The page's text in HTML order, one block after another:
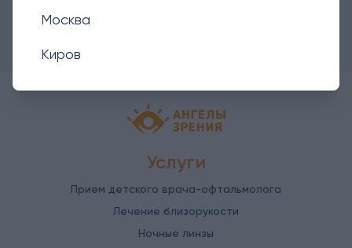
Детская офтальмология Ангелы
Услуги
Прием детского врача-офтальмолога
Лечение близорукости
Ночные линзы
Москва
Киров